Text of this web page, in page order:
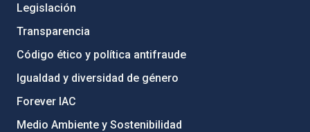
Legislación
Transparencia
Código ético y política antifraude
Igualdad y diversidad de género
Forever IAC
Medio Ambiente y Sostenibilidad